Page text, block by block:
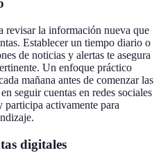
revisar la información nueva que
Establecer un tiempo diario o
de noticias y alertas te asegura
Un enfoque práctico
mañana antes de comenzar las
seguir cuentas en redes sociales
participa activamente para
digitales